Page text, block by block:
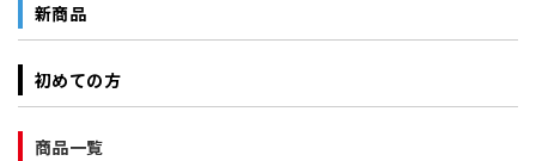
新商品
初めての方
商品一覧